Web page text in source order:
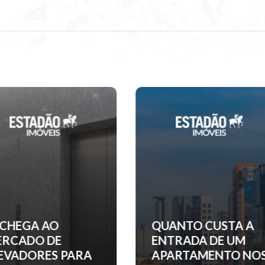
CUSTA A
DE UM
NOS
EM CURITIBA,
INCORPORADORA
ANUNCIA PRÉDIO